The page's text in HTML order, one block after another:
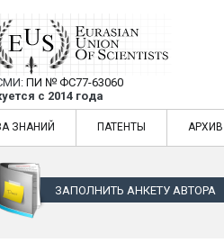
Ученых —
ПИ № ФС77-63060
с 2014 года
научных статей в
ЗНАНИЙ ПАТЕНТЫ АРХИВ
ЗАПОЛНИТЬ АНКЕТУ АВТОРА